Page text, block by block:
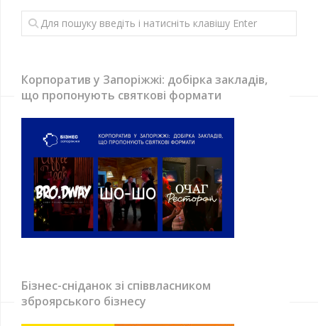
Корпоратив у Запоріжжі: добірка закладів,
що пропонують святкові формати
Бізнес-сніданок зі співвласником
зброярського бізнесу